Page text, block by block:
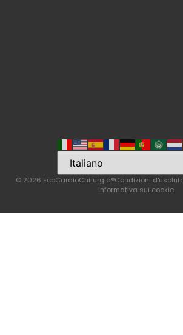
© 2026 EcoCardioChirurgia®Condizioni d'uso
Informativa sui cookie